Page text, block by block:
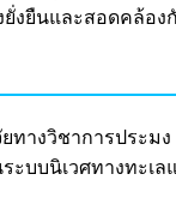
ยั่งยืนและสอดคล้อง
ทางวิชาการประมง
บบนิเวศทางทะเล